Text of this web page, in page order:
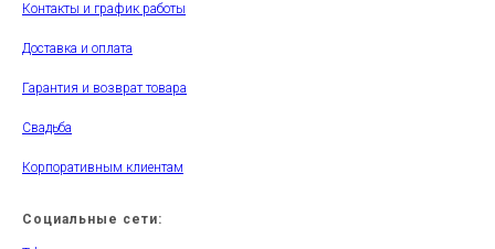
Контакты и график работы
Доставка и оплата
Гарантия и возврат товара
Свадьба
Корпоративным клиентам
Социальные сети: